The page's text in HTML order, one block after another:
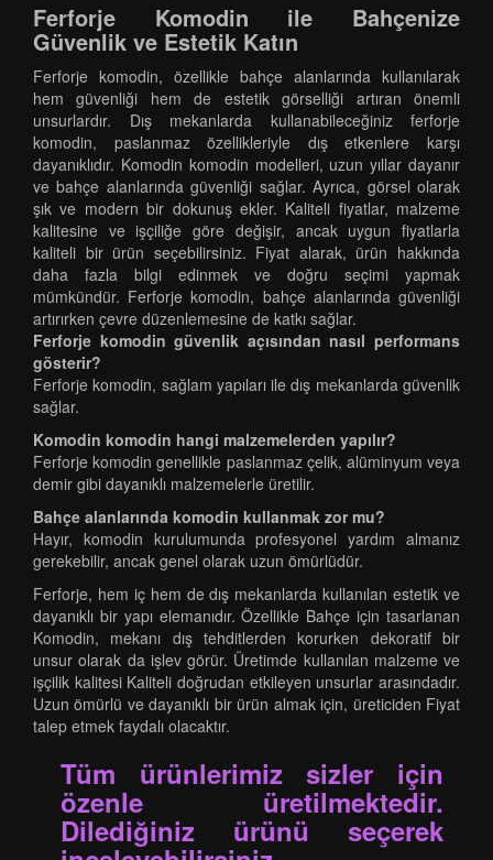
Ferforje Komodin ile Bahçenize
Güvenlik ve Estetik Katın
Ferforje komodin, özellikle bahçe alanlarında kullanılarak
hem güvenliği hem de estetik görselliği artıran önemli
unsurlardır. Dış mekanlarda kullanabileceğiniz ferforje
komodin, paslanmaz özellikleriyle dış etkenlere karşı
dayanıklıdır. Komodin komodin modelleri, uzun yıllar dayanır
ve bahçe alanlarında güvenliği sağlar. Ayrıca, görsel olarak
şık ve modern bir dokunuş ekler. Kaliteli fiyatlar, malzeme
kalitesine ve işçiliğe göre değişir, ancak uygun fiyatlarla
kaliteli bir ürün seçebilirsiniz. Fiyat alarak, ürün hakkında
daha fazla bilgi edinmek ve doğru seçimi yapmak
mümkündür. Ferforje komodin, bahçe alanlarında güvenliği
artırırken çevre düzenlemesine de katkı sağlar.
Ferforje komodin güvenlik açısından nasıl performans
gösterir?
Ferforje komodin, sağlam yapıları ile dış mekanlarda güvenlik
sağlar.
Komodin komodin hangi malzemelerden yapılır?
Ferforje komodin genellikle paslanmaz çelik, alüminyum veya
demir gibi dayanıklı malzemelerle üretilir.
Bahçe alanlarında komodin kullanmak zor mu?
Hayır, komodin kurulumunda profesyonel yardım almanız
gerekebilir, ancak genel olarak uzun ömürlüdür.
Ferforje, hem iç hem de dış mekanlarda kullanılan estetik ve
dayanıklı bir yapı elemanıdır. Özellikle Bahçe için tasarlanan
Komodin, mekanı dış tehditlerden korurken dekoratif bir
unsur olarak da işlev görür. Üretimde kullanılan malzeme ve
işçilik kalitesi Kaliteli doğrudan etkileyen unsurlar arasındadır.
Uzun ömürlü ve dayanıklı bir ürün almak için, üreticiden Fiyat
talep etmek faydalı olacaktır.
Tüm ürünlerimiz sizler için
özenle üretilmektedir.
Dilediğiniz ürünü seçerek